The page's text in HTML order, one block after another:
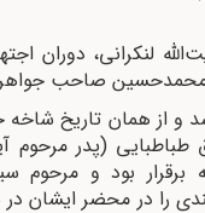
دوران
محمدحسین صاحب جواهر
همان تاریخ شاخه
(پدر مرحوم
برقرار بود و
را در محضر ایشان در